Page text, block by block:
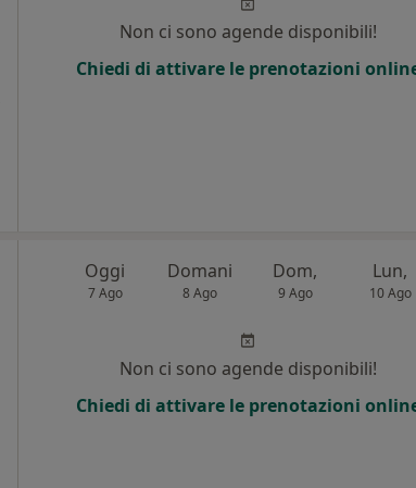
Non ci sono agende disponibili!
Chiedi di attivare le prenotazioni
Oggi
7 Ago
Domani
8 Ago
Dom,
9 Ago
Lun,
10 Ago
Non ci sono agende disponibili!
Chiedi di attivare le prenotazioni